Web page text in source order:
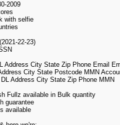
2009
with selfie
22-23)
Address City State Zip Phone Email
City State Postcode MMN
Address City State Zip Phone MMN
Fullz available in Bulk quantity
guarantee
available